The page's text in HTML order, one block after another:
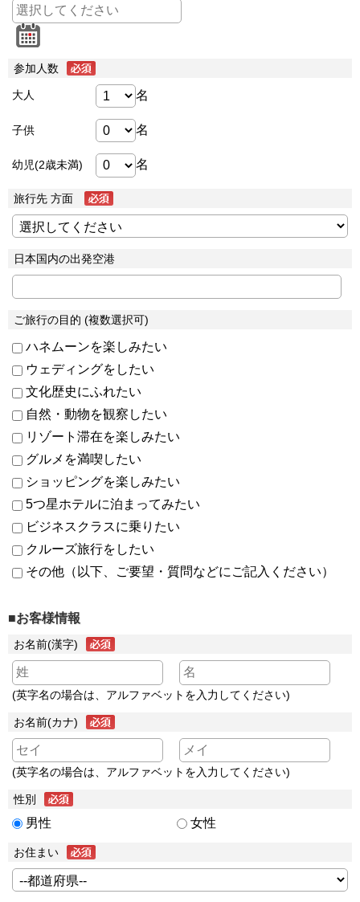
参加人数
大人 名
子供 名
幼児(2歳未満) 名
旅行先 方面
日本国内の出発空港
ご旅行の目的 (複数選択可)
ハネムーンを楽しみたい
ウェディングをしたい
文化歴史にふれたい
自然・動物を観察したい
リゾート滞在を楽しみたい
グルメを満喫したい
ショッピングを楽しみたい
5つ星ホテルに泊まってみたい
ビジネスクラスに乗りたい
クルーズ旅行をしたい
その他（以下、ご要望・質問などにご記入ください）
■お客様情報
お名前(漢字)
(英字名の場合は、アルファベットを入力してください)
お名前(カナ)
(英字名の場合は、アルファベットを入力してください)
性別
男性 女性
お住まい